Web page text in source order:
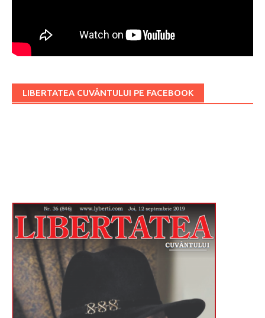
LIBERTATEA CUVÂNTULUI PE FACEBOOK